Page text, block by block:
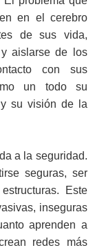
en el cerebro
de sus vida,
y aislarse de los
con sus
un todo su
su visión de la
a la seguridad.
seguras, ser
Este
inseguras
aprenden a
redes más